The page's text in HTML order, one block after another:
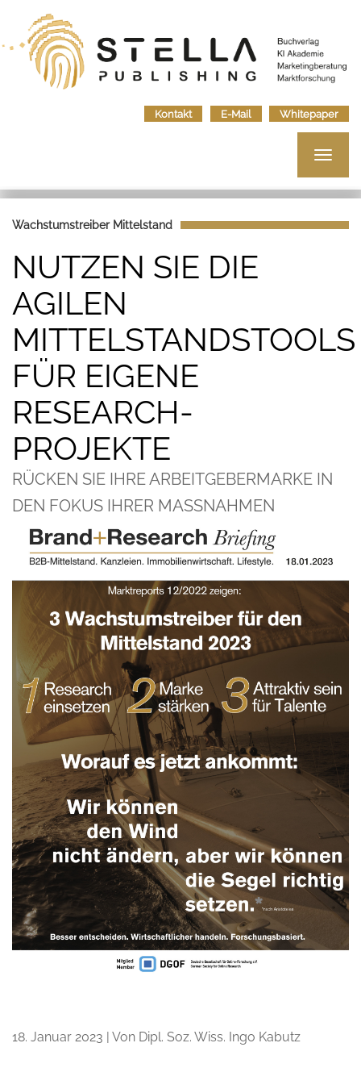
Kontakt E-Mail Whitepaper
Toggle
Wachstumstreiber Mittelstand
NUTZEN SIE DIE
AGILEN
MITTELSTANDSTOOLS
FÜR EIGENE
RESEARCH-
PROJEKTE
RÜCKEN SIE IHRE ARBEITGEBERMARKE IN
DEN FOKUS IHRER MASSNAHMEN
18. Januar 2023 | Von Dipl. Soz. Wiss. Ingo Kabutz